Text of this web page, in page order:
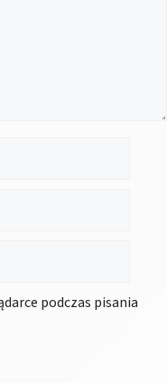
podczas pisania